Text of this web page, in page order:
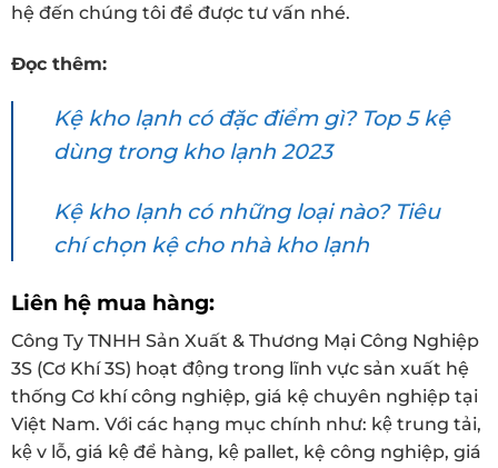
hệ đến chúng tôi để được tư vấn nhé.
Đọc thêm:
Kệ kho lạnh có đặc điểm gì? Top 5 kệ
dùng trong kho lạnh 2023
Kệ kho lạnh có những loại nào? Tiêu
chí chọn kệ cho nhà kho lạnh
Liên hệ mua hàng:
Công Ty TNHH Sản Xuất & Thương Mại Công Nghiệp
3S (Cơ Khí 3S) hoạt động trong lĩnh vực sản xuất hệ
thống Cơ khí công nghiệp, giá kệ chuyên nghiệp tại
Việt Nam. Với các hạng mục chính như: kệ trung tải,
kệ v lỗ, giá kệ để hàng, kệ pallet, kệ công nghiệp, giá